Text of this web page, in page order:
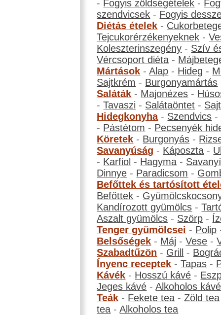
- Fogyis zöldségételek -
szendvicsek - Fogyis
Diétás ételek -
Tejcukorérzékenyeknek -
Koleszterinszegény - Szív
Vércsoport diéta -
Mártások -Alap - Hideg -
Sajtkrém - Burgonyamártás
Saláták - Majonézes -
-Tavaszi - Salátaöntet -
Hidegkonyha- Szendvics -
- Pástétom - Pecsenyék
Köretek - Burgonyás -
Savanyúság - Káposzta -
- Karfiol - Hagyma -
Dinnye - Paradicsom -
Befőttek és tartósított
Befőttek -
Kandírozott gyümölcs -
Aszalt gyümölcs - Szörp -
Tenger gyümölcsei - Polip
Belsőségek - Máj -Vese -
Szabadtűzön - Grill -
Ínyenc receptek -Tapas -
Kávék - Hosszú kávé -
Jeges kávé -Alkoholos kávé
Teák - Fekete tea -Zöld tea
tea -Alkoholos tea